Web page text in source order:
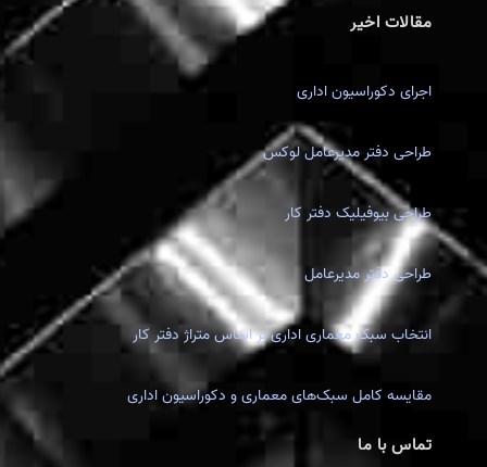
مقالات اخیر
اجرای دکوراسیون اداری
طراحی دفتر مدیرعامل لوکس
طراحی بیوفیلیک دفتر کار
طراحی دفتر مدیرعامل
انتخاب سبک معماری اداری بر اساس متراژ دفتر کار
مقایسه کامل سبک‌های معماری و دکوراسیون اداری
تماس با ما